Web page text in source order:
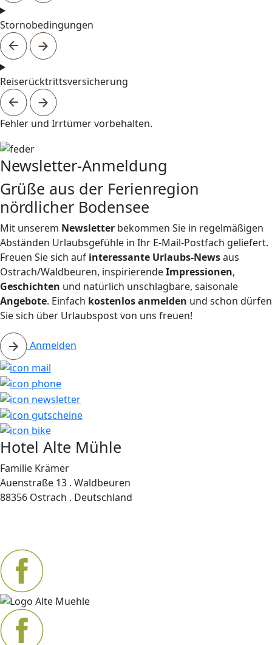
Stornobedingungen
Reiserücktrittsversicherung
Fehler und Irrtümer vorbehalten.
Newsletter-Anmeldung
Grüße aus der Ferienregion
nördlicher Bodensee
Mit unserem Newsletter bekommen Sie in regelmäßigen
Abständen Urlaubsgefühle in Ihr E-Mail-Postfach geliefert.
Freuen Sie sich auf interessante Urlaubs-Newsaus
Ostrach/Waldbeuren, inspirierendeImpressionen,
Geschichten und natürlich unschlagbare, saisonale
Angebote. Einfach kostenlos anmelden und schon dürfen
Sie sich über Urlaubspost von uns freuen!
Anmelden
Hotel Alte Mühle
Familie Krämer
Auenstraße 13 . Waldbeuren
88356 Ostrach . Deutschland